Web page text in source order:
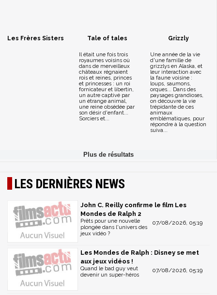
Les Frères Sisters Tale of tales
Il était une fois trois
royaumes voisins où
dans de merveilleux
châteaux régnaient
rois et reines, princes
et princesses : un roi
fornicateur et libertin,
un autre captivé par
un étrange animal,
une reine obsédée par
son désir d'enfant...
Sorciers et...
Grizzly
Une année de la vie
d'une famille de
grizzlys en Alaska, et
leur interaction avec
la faune voisine :
loups, saumons,
orques... Dans des
paysages grandioses,
on découvre la vie
trépidante de ces
animaux
emblématiques, pour
répondre à la question
suiva...
LES DERNIÈRES NEWS
John C. Reilly confirme le film Les
Mondes de Ralph 2
07/08/2026, 05:19
Prêts pour une nouvelle
plongée dans l'univers des
jeux vidéo ?
Les Mondes de Ralph : Disney se met
aux jeux vidéos !
07/08/2026, 05:19
Quand le bad guy veut
devenir un super-héros